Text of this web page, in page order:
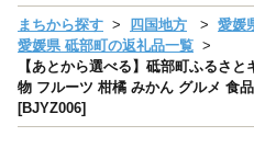
まちから探す 四国地方
愛媛
愛媛県 砥部町の返礼品一覧
【あとから選べる】砥部町ふるさ
物 フルーツ 柑橘 みかん グルメ 食
[BJYZ006]